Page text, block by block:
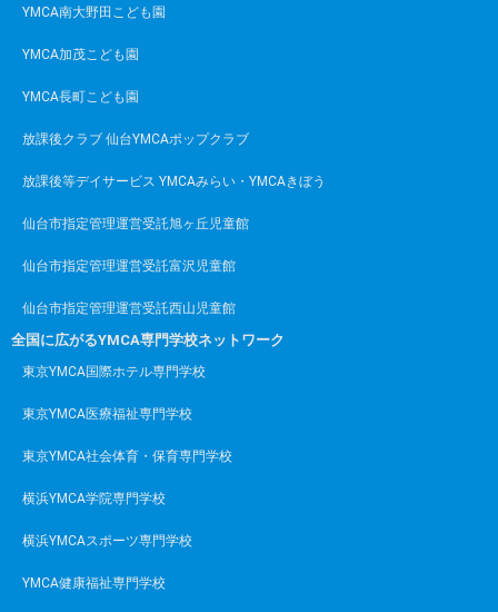
YMCA南大野田こども園
YMCA加茂こども園
YMCA長町こども園
放課後クラブ 仙台YMCAポップクラブ
放課後等デイサービス YMCAみらい・YMCAきぼう
仙台市指定管理運営受託旭ヶ丘児童館
仙台市指定管理運営受託富沢児童館
仙台市指定管理運営受託西山児童館
全国に広がるYMCA専門学校ネットワーク
東京YMCA国際ホテル専門学校
東京YMCA医療福祉専門学校
東京YMCA社会体育・保育専門学校
横浜YMCA学院専門学校
横浜YMCAスポーツ専門学校
YMCA健康福祉専門学校